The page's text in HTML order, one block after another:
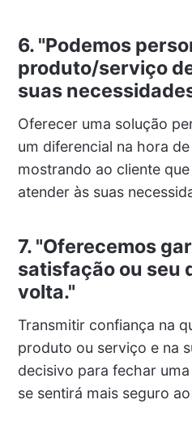
6. "Podemos
produto/serviço
suas
Oferecer uma solução
um diferencial na hora
mostrando ao cliente
atender às suas
7. "Oferecemos
satisfação ou seu
volta."
Transmitir confiança na
produto ou serviço e na
decisivo para fechar
se sentirá mais seguro